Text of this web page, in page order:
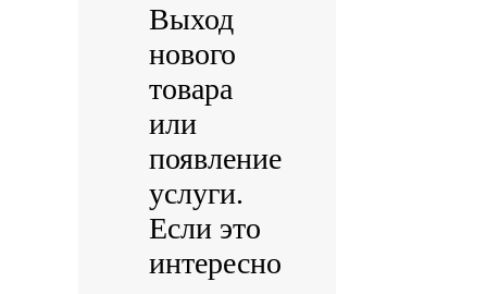
Выход
нового
товара
или
появление
услуги.
Если это
интересно